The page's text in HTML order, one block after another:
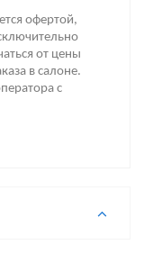
офертой,
от цены
в салоне.
с